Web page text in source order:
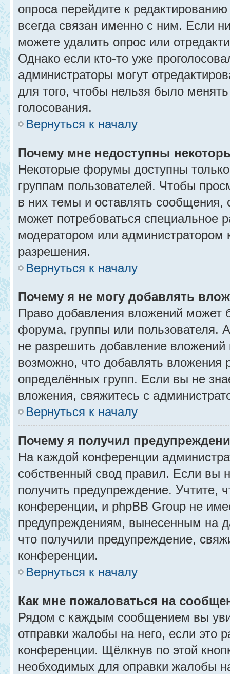
опроса перейдите к
всегда связан именно с ним. Если
можете удалить опрос или
Однако если кто-то уже
администраторы могут
для того, чтобы нельзя было
голосования.
Вернуться к началу
Почему мне недоступны
Некоторые форумы доступны
группам пользователей. Чтобы
в них темы и оставлять сообщения,
может потребоваться специальное
модератором или администратором
разрешения.
Вернуться к началу
Почему я не могу добавлять
Право добавления вложений может
форума, группы или пользователя.
не разрешить добавление
возможно, что добавлять вложения
определённых групп. Если вы не
вложения, свяжитесь с
Вернуться к началу
Почему я получил
На каждой конференции
собственный свод правил. Если вы
получить предупреждение. Учтите,
конференции, и phpBB Group не
предупреждениям, вынесенным на
что получили предупреждение,
конференции.
Вернуться к началу
Как мне пожаловаться на
Рядом с каждым сообщением вы
отправки жалобы на него, если это
конференции. Щёлкнув по этой
необходимых для оправки жалобы